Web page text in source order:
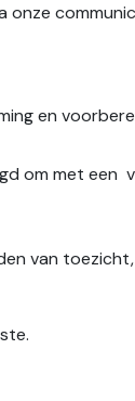
onze
en
om met
van toezicht,